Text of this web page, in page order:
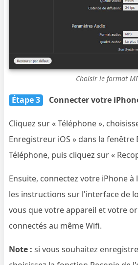
Choisir le format
Étape 3 Connecter votre
Cliquez sur « Téléphone »,
Enregistreur iOS » dans la
Téléphone, puis cliquez sur «
Ensuite, connectez votre iPhone
les instructions sur l'interface de
vous que votre appareil et votre
connectés au même Wifi.
Note : si vous souhaitez